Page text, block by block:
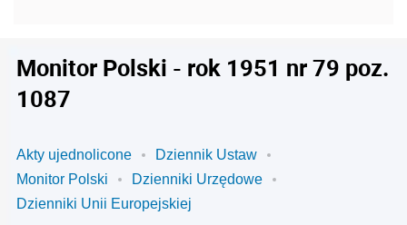
Monitor Polski - rok 1951 nr 79 poz.
1087
Akty ujednolicone
Dziennik Ustaw
Monitor Polski
Dzienniki Urzędowe
Dzienniki Unii Europejskiej